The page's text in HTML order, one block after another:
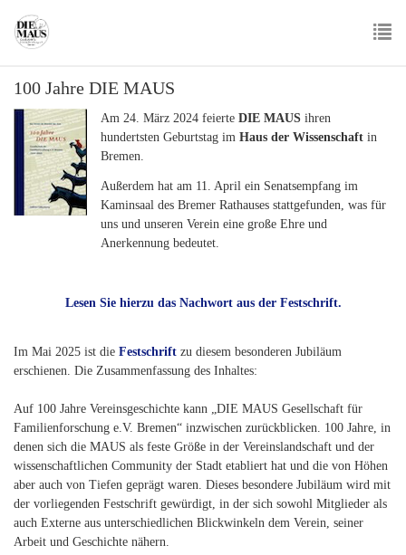
main
100 Jahre DIE MAUS
Am 24. März 2024 feierte DIE MAUS ihren
hundertsten Geburtstag im Haus der Wissenschaft in
Bremen.
Außerdem hat am 11. April ein Senatsempfang im
Kaminsaal des Bremer Rathauses stattgefunden, was für
uns und unseren Verein eine große Ehre und
Anerkennung bedeutet.
Lesen Sie hierzu das Nachwort aus der Festschrift.
Im Mai 2025 ist die Festschrift zu diesem besonderen Jubiläum
erschienen. Die Zusammenfassung des Inhaltes:
Auf 100 Jahre Vereinsgeschichte kann „DIE MAUS Gesellschaft für
Familienforschung e.V. Bremen“ inzwischen zurückblicken. 100 Jahre, in
denen sich die MAUS als feste Größe in der Vereinslandschaft und der
wissenschaftlichen Community der Stadt etabliert hat und die von Höhen
aber auch von Tiefen geprägt waren. Dieses besondere Jubiläum wird mit
der vorliegenden Festschrift gewürdigt, in der sich sowohl Mitglieder als
auch Externe aus unterschiedlichen Blickwinkeln dem Verein, seiner
Arbeit und Geschichte nähern.